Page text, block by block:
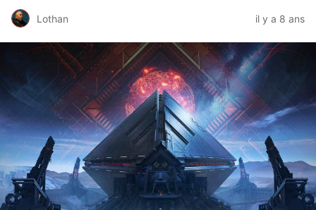
Lothan il y a 8 ans